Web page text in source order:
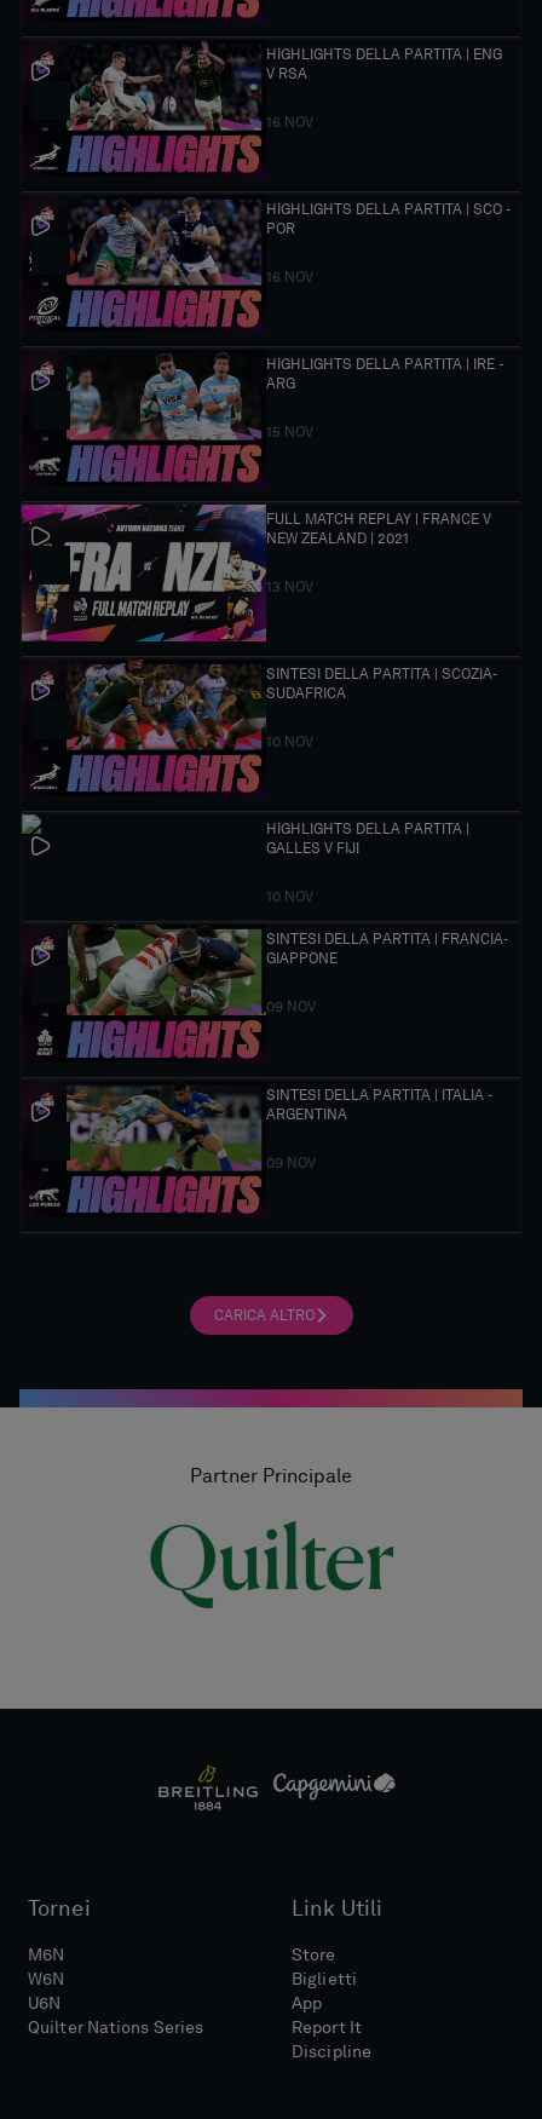
HIGHLIGHTS DELLA PARTITA | ENG
V RSA
16 NOV
HIGHLIGHTS DELLA PARTITA | SCO -
POR
16 NOV
HIGHLIGHTS DELLA PARTITA | IRE -
ARG
15 NOV
FULL MATCH REPLAY | FRANCE V
NEW ZEALAND | 2021
13 NOV
SINTESI DELLA PARTITA | SCOZIA-
SUDAFRICA
10 NOV
HIGHLIGHTS DELLA PARTITA |
GALLES V FIJI
10 NOV
SINTESI DELLA PARTITA | FRANCIA-
GIAPPONE
09 NOV
SINTESI DELLA PARTITA | ITALIA -
ARGENTINA
09 NOV
CARICA ALTRO
Partner Principale
Tornei
M6N
W6N
U6N
Quilter Nations Series
Link Utili
Store
Biglietti
App
Report It
Discipline